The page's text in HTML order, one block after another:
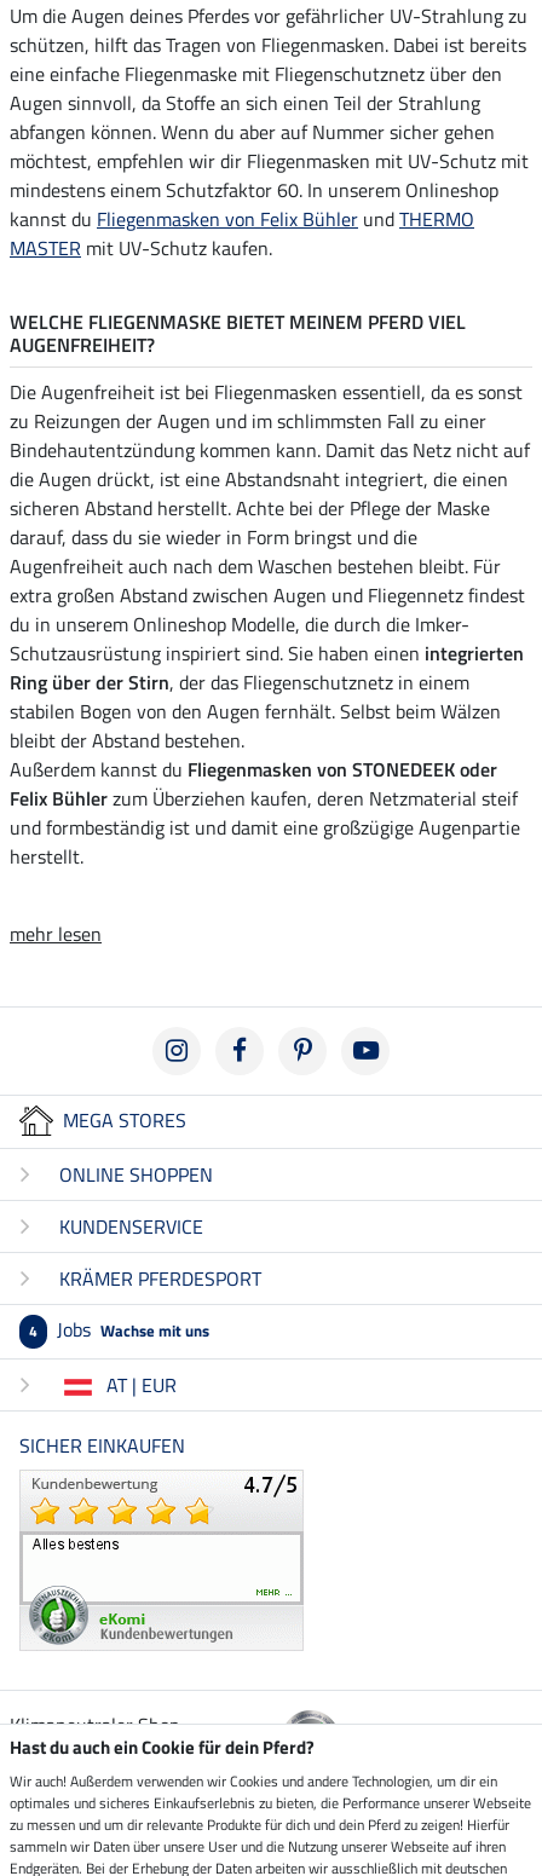
Um die Augen deines Pferdes vor gefährlicher UV-Strahlung zu
schützen, hilft das Tragen von Fliegenmasken. Dabei ist bereits
eine einfache Fliegenmaske mit Fliegenschutznetz über den
Augen sinnvoll, da Stoffe an sich einen Teil der Strahlung
abfangen können. Wenn du aber auf Nummer sicher gehen
möchtest, empfehlen wir dir Fliegenmasken mit UV-Schutz mit
mindestens einem Schutzfaktor 60. In unserem Onlineshop
kannst du Fliegenmasken von Felix Bühler undTHERMO
MASTER mit UV-Schutz kaufen.
WELCHE FLIEGENMASKE BIETET MEINEM PFERD VIEL
AUGENFREIHEIT?
Die Augenfreiheit ist bei Fliegenmasken essentiell, da es sonst
zu Reizungen der Augen und im schlimmsten Fall zu einer
Bindehautentzündung kommen kann. Damit das Netz nicht auf
die Augen drückt, ist eine Abstandsnaht integriert, die einen
sicheren Abstand herstellt. Achte bei der Pflege der Maske
darauf, dass du sie wieder in Form bringst und die
Augenfreiheit auch nach dem Waschen bestehen bleibt. Für
extra großen Abstand zwischen Augen und Fliegennetz findest
du in unserem Onlineshop Modelle, die durch die Imker-
Schutzausrüstung inspiriert sind. Sie haben einen integrierten
Ring über der Stirn, der das Fliegenschutznetz in einem
stabilen Bogen von den Augen fernhält. Selbst beim Wälzen
bleibt der Abstand bestehen.
Außerdem kannst du Fliegenmasken von STONEDEEK oder
Felix Bühlerzum Überziehen kaufen, deren Netzmaterial steif
und formbeständig ist und damit eine großzügige Augenpartie
herstellt.
mehr lesen
MEGA STORES
ONLINE SHOPPEN
KUNDENSERVICE
KRÄMER PFERDESPORT
4 Jobs Wachse mit uns
AT | EUR
SICHER EINKAUFEN
Klimaneutraler Shop
Zustellung durch
Sicher bezahlen mit
Hast du auch ein Cookie für dein Pferd?
Wir auch! Außerdem verwenden wir Cookies und andere Technologien, um dir ein
optimales und sicheres Einkaufserlebnis zu bieten, die Performance unserer Webseite
zu messen und um dir relevante Produkte für dich und dein Pferd zu zeigen! Hierfür
sammeln wir Daten über unsere User und die Nutzung unserer Webseite auf ihren
Endgeräten. Bei der Erhebung der Daten arbeiten wir ausschließlich mit deutschen